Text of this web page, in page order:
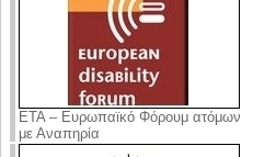
ΕΤΑ – Ευρωπαϊκό Φόρουμ ατόμων
με Αναπηρία